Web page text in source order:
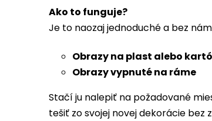
Ako to funguje?
Je to naozaj jednoduché a bez
Obrazy na plast alebo
Obrazy vypnuté na ráme
Stačí ju nalepiť na požadované
tešiť zo svojej novej dekorácie bez